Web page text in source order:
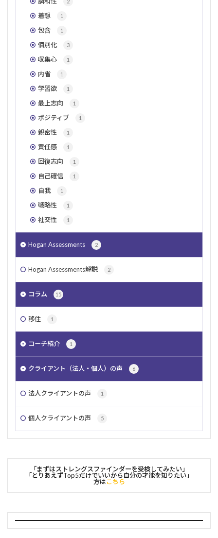
2
着想 1
包含 1
個別化 3
収集心 1
内省 1
学習欲 1
最上志向 1
ポジティブ 1
親密性 1
責任感 1
回復志向 1
自己確信 1
自我 1
戦略性 1
社交性 1
Hogan Assessments 2
Hogan Assessments解説 2
コラム 15
移住 1
コーチ紹介 1
クライアント（法人・個人）の声 6
法人クライアントの声 1
個人クライアントの声 5
「まずはストレングスファインダーを受検してみたい」
「とりあえずTop5だけでいいから自分の才能を知りたい」
方はこちら